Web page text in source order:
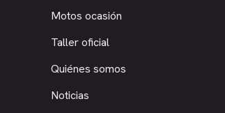
Motos ocasión
Taller oficial
Quiénes somos
Noticias